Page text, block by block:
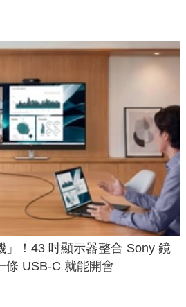
0.1mm 觸發全面升級
」！43 吋顯示器整合 Sony 鏡
條 USB-C 就能開會